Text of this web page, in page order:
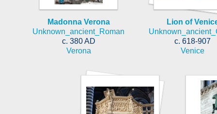
Madonna Verona
Unknown_ancient_Roman
c. 380 AD
Verona
Lion of
c. 618-907
Venice